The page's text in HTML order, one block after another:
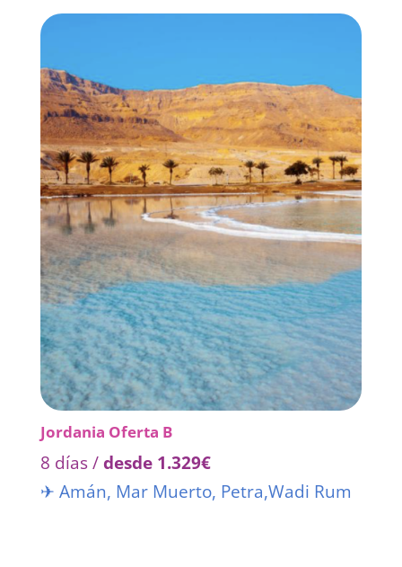
Jordania Oferta B
8 días /desde 1.329€
✈ Amán, Mar Muerto, Petra,Wadi Rum